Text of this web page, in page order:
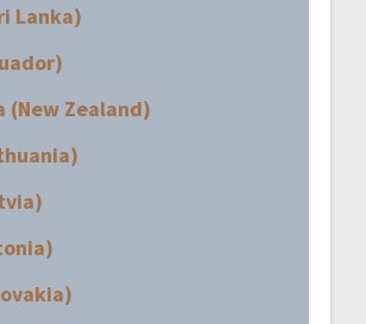
Lanka)
(New Zealand)